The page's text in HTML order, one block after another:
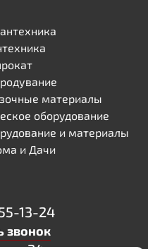
материалы
оборудование
и материалы
и Дачи
13-24
звонок